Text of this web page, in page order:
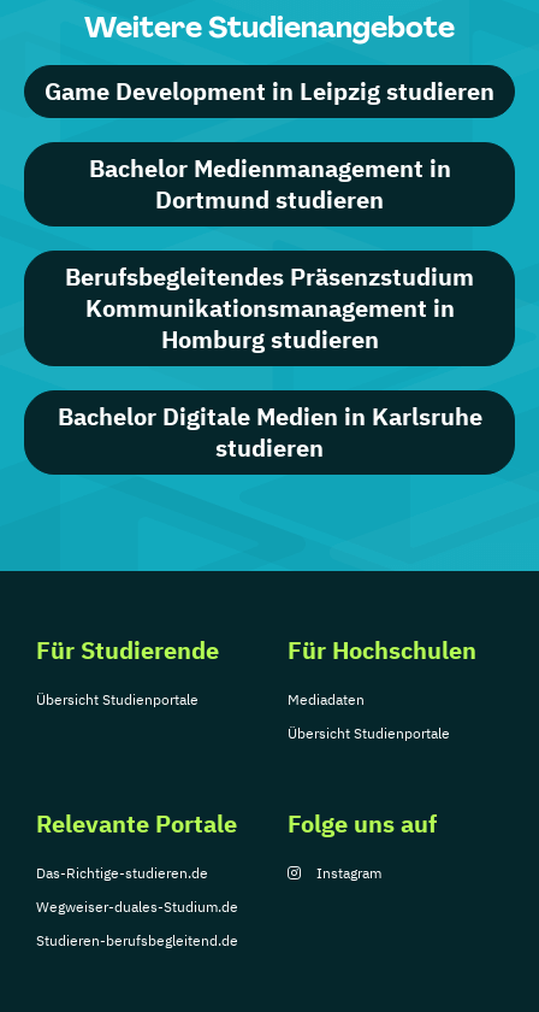
Weitere Studienangebote
Game Development in Leipzig studieren
Bachelor Medienmanagement in
Dortmund studieren
Berufsbegleitendes Präsenzstudium
Kommunikationsmanagement in
Homburg studieren
Bachelor Digitale Medien in Karlsruhe
studieren
Für Studierende
Übersicht Studienportale
Für Hochschulen
Mediadaten
Übersicht Studienportale
Relevante Portale
Das-Richtige-studieren.de
Wegweiser-duales-Studium.de
Studieren-berufsbegleitend.de
Folge uns auf
Instagram